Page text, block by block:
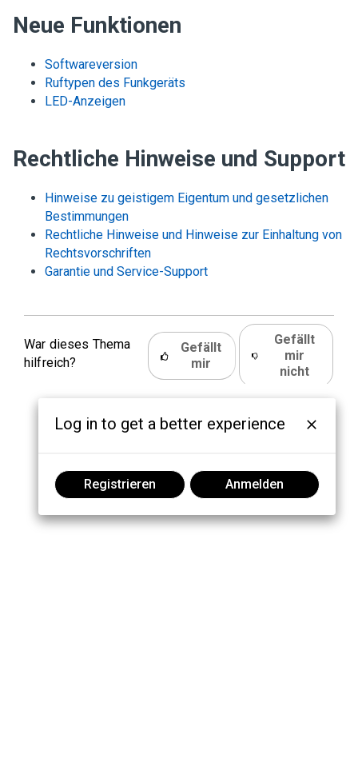
Neue Funktionen
Softwareversion
Ruftypen des Funkgeräts
LED-Anzeigen
Rechtliche Hinweise und Support
Hinweise zu geistigem Eigentum und gesetzlichen
Bestimmungen
Rechtliche Hinweise und Hinweise zur Einhaltung von
Rechtsvorschriften
Garantie und Service-Support
War dieses Thema
hilfreich?
Gefällt
mir
Gefällt
mir
nicht
Log in to get a better experience
Registrieren Anmelden